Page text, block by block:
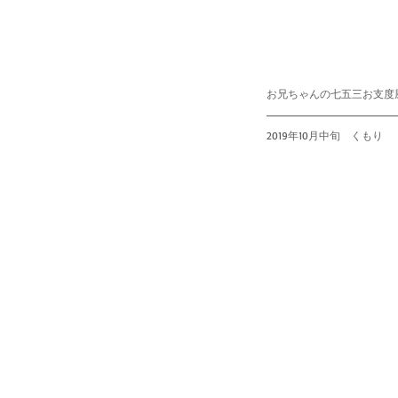
お兄ちゃんの七五三お支度
2019年10月中旬　くもり